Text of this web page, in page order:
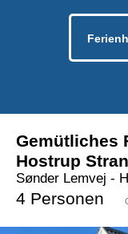
Gemütliches
Hostrup
Sønder Lemvej -
4 Personen